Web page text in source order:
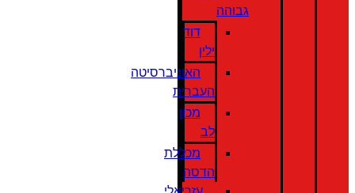
גבוהה
דוד
ילין
האוניברסיטה
העברית
מכון
לב
מכללת
הדסה